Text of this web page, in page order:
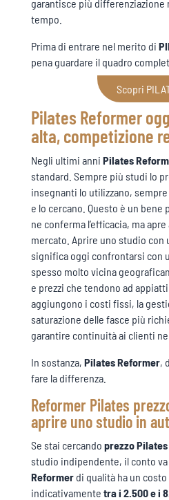
garantisce più differenziazione
tempo.
Prima di entrare nel merito di
pena guardare il quadro
Scopri
Pilates Reformer
alta, competizione
Negli ultimi anni Pilates
standard. Sempre più studi lo
insegnanti lo utilizzano,
e lo cercano. Questo è un bene
ne conferma l’efficacia, ma
mercato. Aprire uno studio con
significa oggi confrontarsi con
spesso molto vicina
e prezzi che tendono ad
aggiungono i costi fissi, la
saturazione delle fasce più
garantire continuità ai clienti
In sostanza, Pilates Reformer,
fare la differenza.
Reformer Pilates
aprire uno studio in
Se stai cercando prezzo
studio indipendente, il conto
Reformerdi qualità ha un costo
indicativamente tra i 2.500 e i